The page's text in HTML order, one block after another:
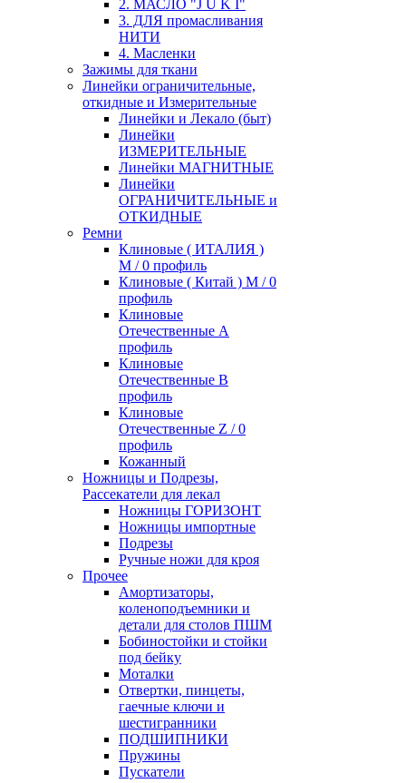
2. МАСЛО "J U K I"
3. ДЛЯ промасливания
НИТИ
4. Масленки
Зажимы для ткани
Линейки ограничительные,
откидные и Измерительные
Линейки и Лекало (быт)
Линейки
ИЗМЕРИТЕЛЬНЫЕ
Линейки МАГНИТНЫЕ
Линейки
ОГРАНИЧИТЕЛЬНЫЕ и
ОТКИДНЫЕ
Ремни
Клиновые ( ИТАЛИЯ )
М / 0 профиль
Клиновые ( Китай ) М / 0
профиль
Клиновые
Отечественные А
профиль
Клиновые
Отечественные В
профиль
Клиновые
Отечественные Z / 0
профиль
Кожанный
Ножницы и Подрезы,
Рассекатели для лекал
Ножницы ГОРИЗОНТ
Ножницы импортные
Подрезы
Ручные ножи для кроя
Прочее
Амортизаторы,
коленоподъемники и
детали для столов ПШМ
Бобиностойки и стойки
под бейку
Моталки
Отвертки, пинцеты,
гаечные ключи и
шестигранники
ПОДШИПНИКИ
Пружины
Пускатели